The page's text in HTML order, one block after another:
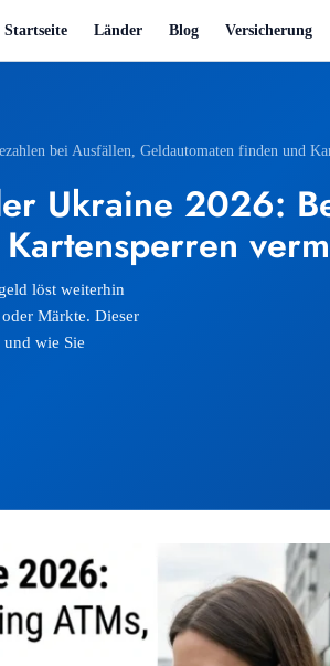
Startseite Länder Blog Versicherung
bei Ausfällen, Geldautomaten finden und
Ukraine 2026:
löst weiterhin
Märkte. Dieser
wie Sie